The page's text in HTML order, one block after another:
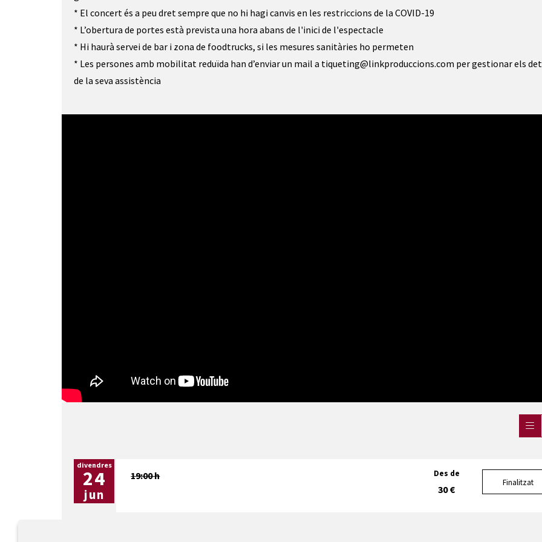
* El concert és a peu dret sempre que no hi hagi canvis en les restriccions de la COVID-19
* L’obertura de portes està prevista una hora abans de l'inici de l'espectacle
* Hi haurà servei de bar i zona de foodtrucks, si les mesures sanitàries ho permeten
* Les persones amb mobilitat reduïda han d’enviar un mail a tiqueting@linkproduccions.com per gestionar els
de la seva assistència
divendres
24
jun
19:00 h Des de
30 €
Finalitzat